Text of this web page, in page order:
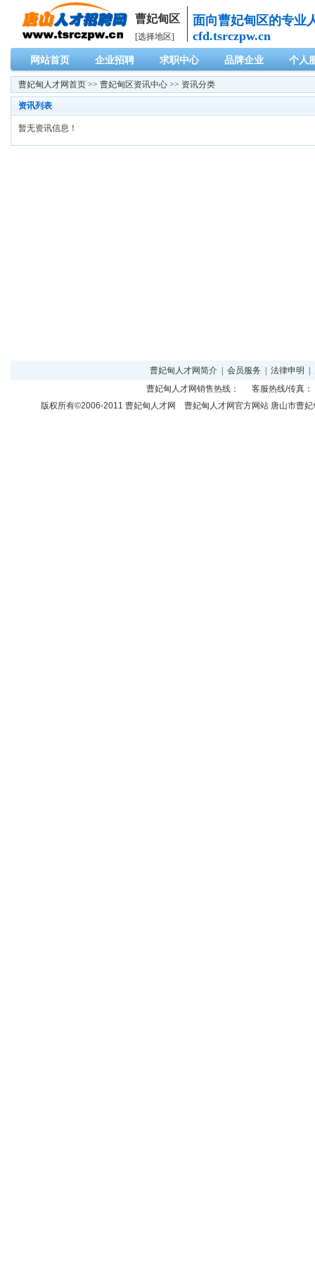
曹妃甸区
[选择地区]
面向曹妃甸区的专业
cfd.tsrczpw.cn
网站首页 企业招聘 求职中心 品牌企业 个人
曹妃甸人才网首页 >> 曹妃甸区资讯中心 >> 资讯分类
资讯列表
暂无资讯信息！
曹妃甸人才网简介 会员服务 法律申明
曹妃甸人才网销售热线： 客服热线/传真
版权所有©2006-2011 曹妃甸人才网 曹妃甸人才网官方网站 唐山市曹